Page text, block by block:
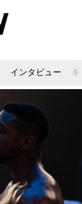
インタビュー